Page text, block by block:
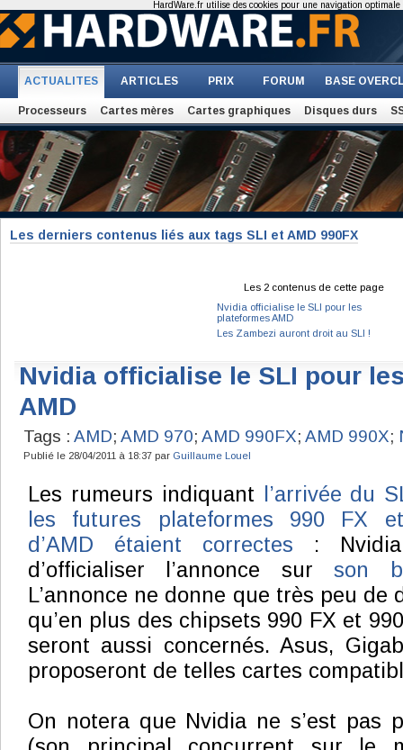
ACTUALITES ARTICLES PRIX FORUM BASE
Processeurs Cartes mères Cartes graphiques Disques durs
Les derniers contenus liés aux tags SLI et AMD 990FX
Les 2 contenus de cette page
Nvidia officialise le SLI pour les
plateformes AMD
Les Zambezi auront droit au SLI !
Nvidia officialise le SLI pour
AMD
Tags : AMD; AMD 970; AMD 990FX; AMD 990X;
Publié le 28/04/2011 à 18:37 par Guillaume Louel
Les rumeurs indiquant
l’arrivée du
les futures plateformes 990 FX
d’AMD étaient correctes :
d’officialiser l’annonce surson
L’annonce ne donne que très peu de
qu’en plus des chipsets 990 FX et
seront aussi concernés. Asus,
proposeront de telles cartes
On notera que Nvidia ne s’est pas
HardWare.fr utilise des cookies pour une navigation